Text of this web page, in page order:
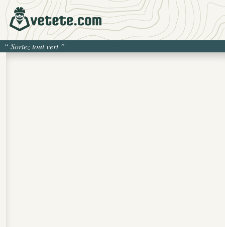
“ Sortez tout vert”